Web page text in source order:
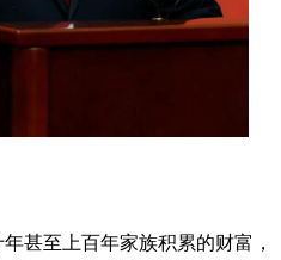
甚至上百年家族积累的财富，